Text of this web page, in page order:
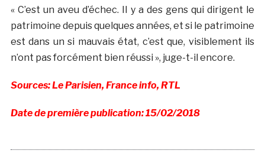
« C’est un aveu d’échec. Il y a des gens qui dirigent le
patrimoine depuis quelques années, et si le patrimoine
est dans un si mauvais état, c’est que, visiblement ils
n’ont pas forcément bien réussi », juge-t-il encore.
Sources: Le Parisien, France info, RTL
Date de première publication: 15/02/2018